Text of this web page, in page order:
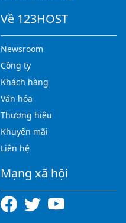
Về 123HOST
Newsroom
Công ty
Khách hàng
Văn hóa
Thương hiệu
Khuyến mãi
Liên hệ
Mạng xã hội